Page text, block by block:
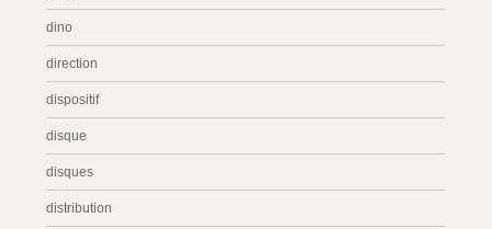
dino
direction
dispositif
disque
disques
distribution